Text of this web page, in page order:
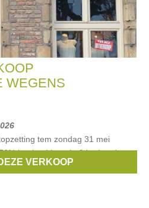
WEGENS
tem zondag 31 mei
korting Lingerie & badmode
cate dames en heren
VERKOOP